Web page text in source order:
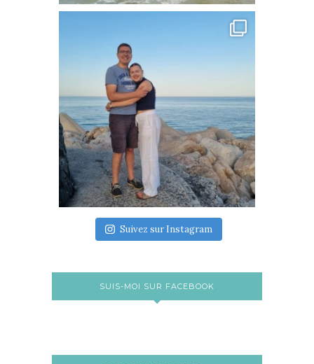
Suivez sur Instagram
SUIS-MOI SUR FACEBOOK